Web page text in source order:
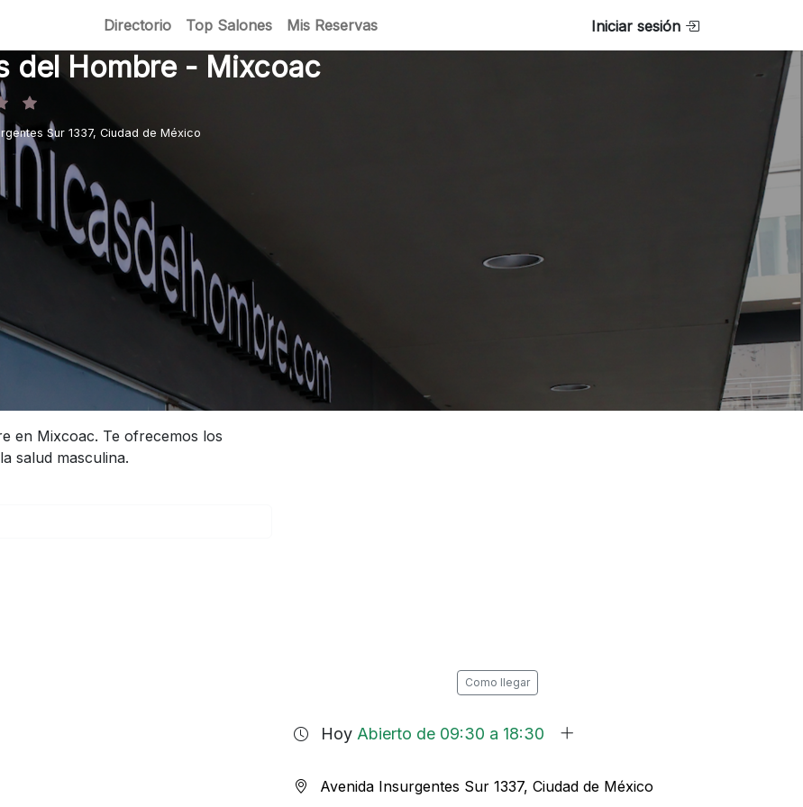
Directorio Top Salones Mis Reservas Iniciar sesión
del Hombre - Mixcoac
Sur 1337, Ciudad de México
en Mixcoac. Te ofrecemos los
salud masculina.
Como llegar
Hoy Abierto de 09:30 a 18:30
Avenida Insurgentes Sur 1337, Ciudad de México